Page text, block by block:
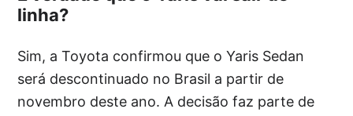
linha?
Sim, a Toyota confirmou que o Yaris Sedan
será descontinuado no Brasil a partir de
novembro deste ano. A decisão faz parte de